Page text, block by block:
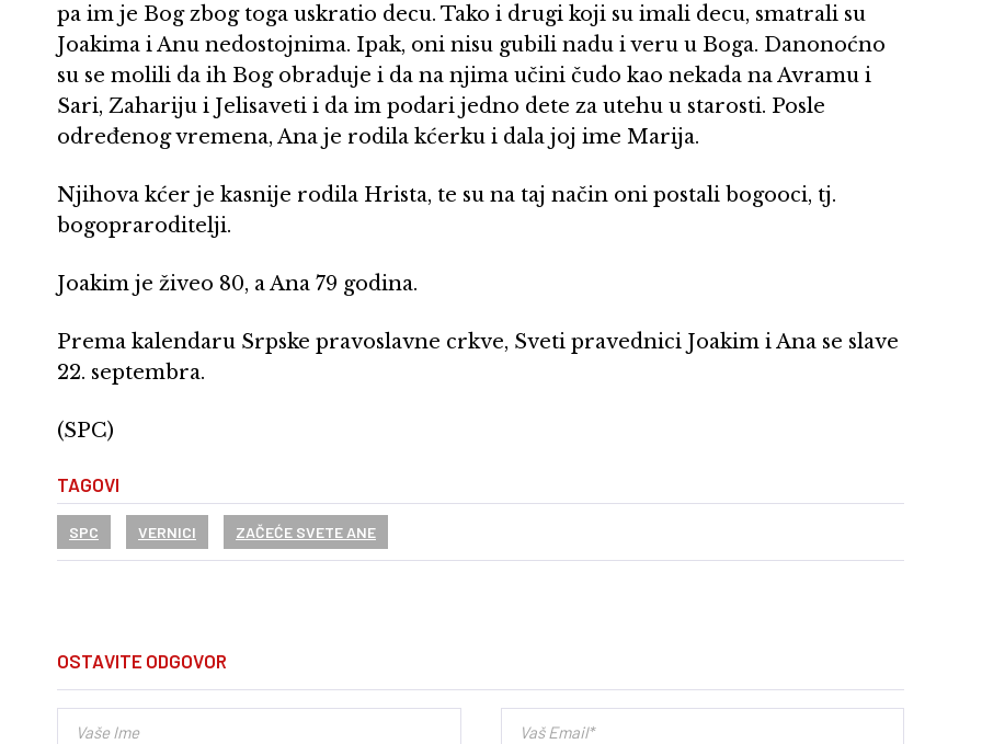
pa im je Bog zbog toga uskratio decu. Tako i drugi koji su imali decu, smatrali su
Joakima i Anu nedostojnima. Ipak, oni nisu gubili nadu i veru u Boga. Danonoćno
su se molili da ih Bog obraduje i da na njima učini čudo kao nekada na Avramu i
Sari, Zahariju i Jelisaveti i da im podari jedno dete za utehu u starosti. Posle
određenog vremena, Ana je rodila kćerku i dala joj ime Marija.
Njihova kćer je kasnije rodila Hrista, te su na taj način oni postali bogooci, tj.
bogopraroditelji.
Joakim je živeo 80, a Ana 79 godina.
Prema kalendaru Srpske pravoslavne crkve, Sveti pravednici Joakim i Ana se slave
22. septembra.
(SPC)
TAGOVI
SPC VERNICI ZAČEĆE SVETE ANE
OSTAVITE ODGOVOR